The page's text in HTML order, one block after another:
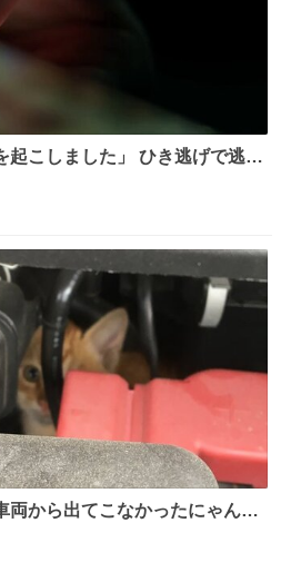
起こしました」 ひき逃げで逃走
のスマホを押
前に事故の詳しい状況やどう
察に話すように」だった。
両から出てこなかったにゃんこ
が腕を引っ掻かれ、ぱんぱんに
けになりながらも何とか救出